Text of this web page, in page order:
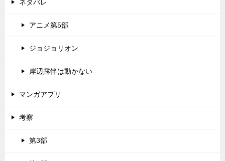
ネタバレ
アニメ第5部
ジョジョリオン
岸辺露伴は動かない
マンガアプリ
考察
第3部